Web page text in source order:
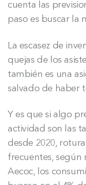
cuenta las
paso es buscar la
La escasez de
quejas de los
también es una
salvado de haber
Y es que si algo
actividad son las
desde 2020,
frecuentes, según
Aecoc, los